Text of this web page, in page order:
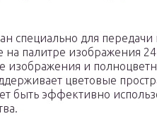
специально для
на палитре изображения
изображения и
цветовые
быть эффективно